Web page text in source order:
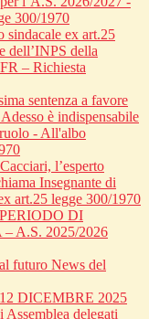
300/1970
ex art.25
dell’INPS della
– Richiesta
sentenza a favore
è indispensabile
- All'albo
l’esperto
Insegnante di
art.25 legge 300/1970
DI
A.S. 2025/2026
futuro News del
DICEMBRE 2025
delegati